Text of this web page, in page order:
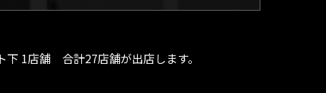
1店舗 合計27店舗が出店します。